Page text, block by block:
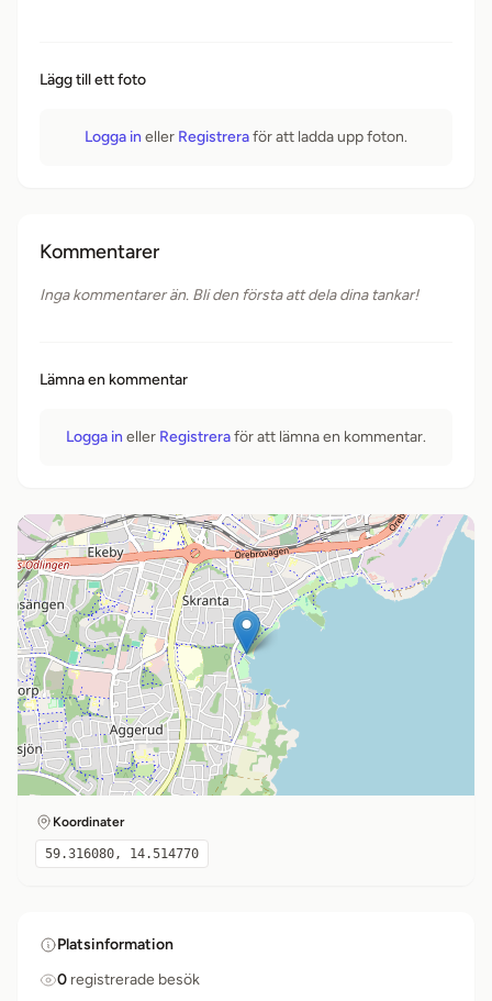
Lägg till ett foto
Logga in eller Registreraför att ladda upp foton.
Kommentarer
Inga kommentarer än. Bli den första att dela dina tankar!
Lämna en kommentar
Logga in eller Registreraför att lämna en kommentar.
Koordinater
59.316080, 14.514770
Platsinformation
0 registrerade besök